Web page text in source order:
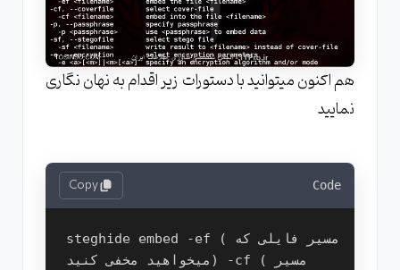
هم اکنون میتوانید با دستورات زیر اقدام به نهان نگاری
نمایید
Code
Copy
steghide embed -ef (مسیر فایلی که
میخواهید مخفی کنید) -cf (مسیر